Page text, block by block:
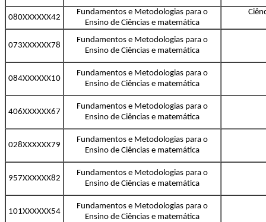
080XXXXXX42
Fundamentos e Metodologias para o
Ensino de Ciências e matemática
073XXXXXX78
Fundamentos e Metodologias para o
Ensino de Ciências e matemática
084XXXXXX10
Fundamentos e Metodologias para o
Ensino de Ciências e matemática
406XXXXXX67
Fundamentos e Metodologias para o
Ensino de Ciências e matemática
028XXXXXX79
Fundamentos e Metodologias para o
Ensino de Ciências e matemática
957XXXXXX82
Fundamentos e Metodologias para o
Ensino de Ciências e matemática
101XXXXXX54
Fundamentos e Metodologias para o
Ensino de Ciências e matemática